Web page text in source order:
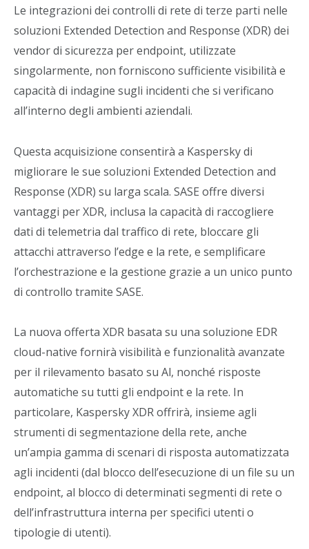
Le integrazioni dei controlli di rete di terze parti nelle
soluzioni Extended Detection and Response (XDR) dei
vendor di sicurezza per endpoint, utilizzate
singolarmente, non forniscono sufficiente visibilità e
capacità di indagine sugli incidenti che si verificano
all’interno degli ambienti aziendali.
Questa acquisizione consentirà a Kaspersky di
migliorare le sue soluzioni Extended Detection and
Response (XDR) su larga scala. SASE offre diversi
vantaggi per XDR, inclusa la capacità di raccogliere
dati di telemetria dal traffico di rete, bloccare gli
attacchi attraverso l’edge e la rete, e semplificare
l’orchestrazione e la gestione grazie a un unico punto
di controllo tramite SASE.
La nuova offerta XDR basata su una soluzione EDR
cloud-native fornirà visibilità e funzionalità avanzate
per il rilevamento basato su Al, nonché risposte
automatiche su tutti gli endpoint e la rete. In
particolare, Kaspersky XDR offrirà, insieme agli
strumenti di segmentazione della rete, anche
un’ampia gamma di scenari di risposta automatizzata
agli incidenti (dal blocco dell’esecuzione di un file su un
endpoint, al blocco di determinati segmenti di rete o
dell’infrastruttura interna per specifici utenti o
tipologie di utenti).